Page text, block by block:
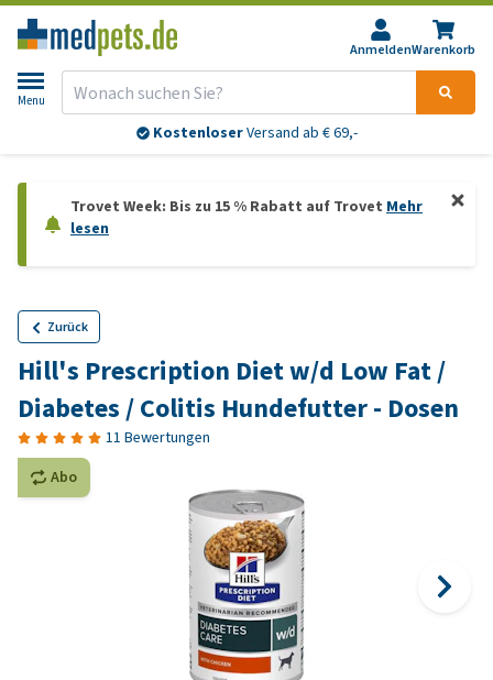
AnmeldenWarenkorb
Menu
KostenloserVersand ab € 69,-
Trovet Week: Bis zu 15 % Rabatt auf Trovet Mehr
lesen
Zurück
Hill's Prescription Diet w/d Low Fat /
Diabetes / Colitis Hundefutter - Dosen
11 Bewertungen
Abo